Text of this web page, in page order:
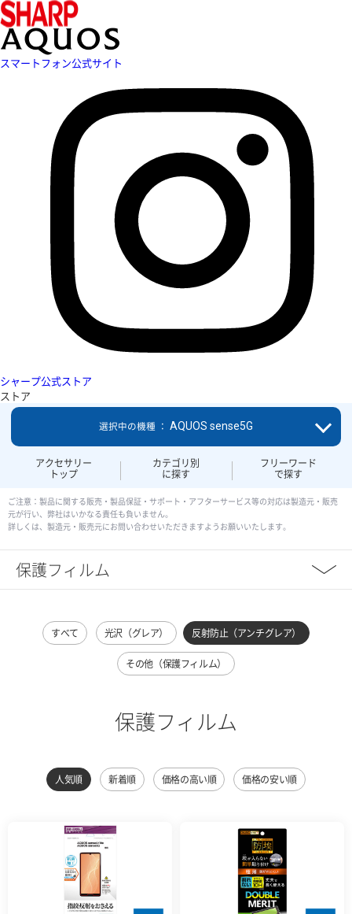
スマートフォン公式サイト
シャープ公式ストア
ストア
アクセサリー
トップ
カテゴリ別
に探す
フリーワード
で探す
選択中の機種 ： AQUOS sense5G
ご注意：製品に関する販売・製品保証・サポート・アフターサービス等の対応は製造元・販売
元が行い、弊社はいかなる責任も負いません。
詳しくは、製造元・販売元にお問い合わせいただきますようお願いいたします。
保護フィルム
すべて 光沢（グレア） 反射防止（アンチグレア）
その他（保護フィルム）
保護フィルム
人気順 新着順 価格の高い順 価格の安い順